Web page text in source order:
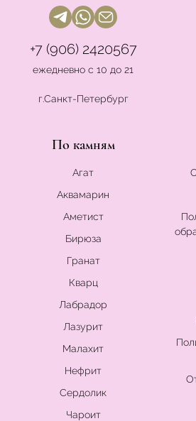
+7 (906) 2420567
ежедневно с 10 до 21
г.Санкт-Петербург
По камням
Агат
Аквамарин
Аметист
Бирюза
Гранат
Кварц
Лабрадор
Лазурит
Малахит
Нефрит
Сердолик
Чароит